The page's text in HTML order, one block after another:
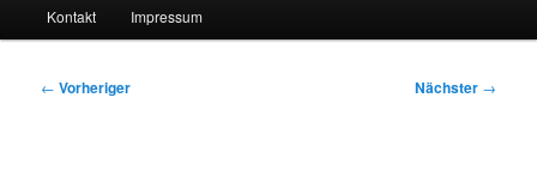
Kontakt Impressum
Beitragsnavigation
← Vorheriger Nächster →